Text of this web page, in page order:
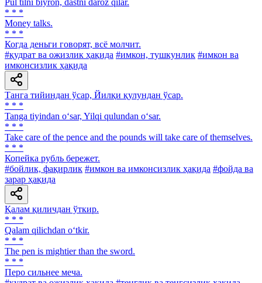
Pul tilni biyron, dastni daroz qilar.
* * *
Money talks.
* * *
Когда деньги говорят, всё молчит.
#қудрат ва ожизлик ҳақида #имкон, тушкунлик #имкон ва
имконсизлик ҳақида
Танга тийиндан ўсар, Йилқи қулундан ўсар.
* * *
Tanga tiyindan o‘sar, Yilqi qulundan o‘sar.
* * *
Take care of the pence and the pounds will take care of themselves.
* * *
Копейка рубль бережет.
#бойлик, фақирлик #имкон ва имконсизлик ҳақида #фойда ва
зарар ҳақида
Қалам қиличдан ўткир.
* * *
Qalam qilichdan o‘tkir.
* * *
The pen is mightier than the sword.
* * *
Перо сильнее меча.